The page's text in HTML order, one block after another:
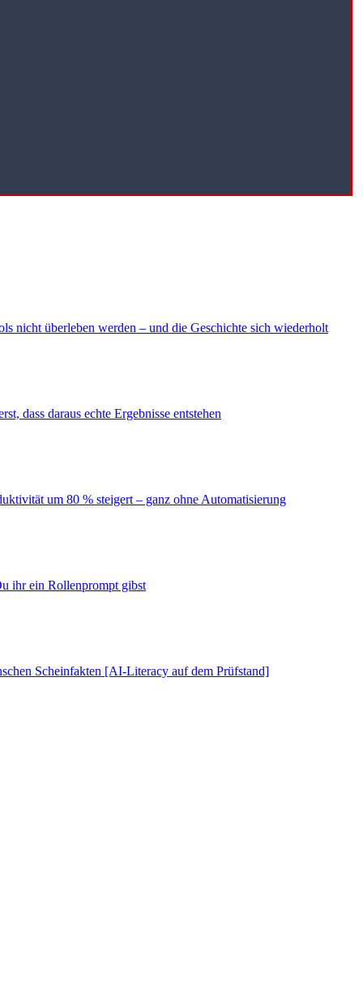
nicht überleben werden – und die Geschichte sich wiederholt
dass daraus echte Ergebnisse entstehen
um 80 % steigert – ganz ohne Automatisierung
ihr ein Rollenprompt gibst
Scheinfakten [AI-Literacy auf dem Prüfstand]